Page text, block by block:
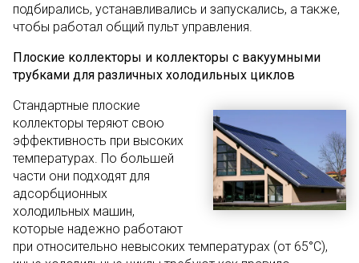
подбирались, устанавливались и запускались, а также,
чтобы работал общий пульт управления.
Плоские коллекторы и коллекторы с вакуумными
трубками для различных холодильных циклов
Стандартные плоские
коллекторы теряют свою
эффективность при высоких
температурах. По большей
части они подходят для
адсорбционных
холодильных машин,
которые надежно работают
при относительно невысоких температурах (от 65°C),